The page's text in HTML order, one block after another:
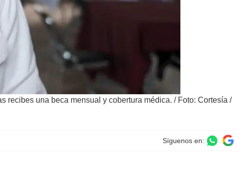
recibes una beca mensual y cobertura médica. / Foto: Cortesía /
Síguenos en: